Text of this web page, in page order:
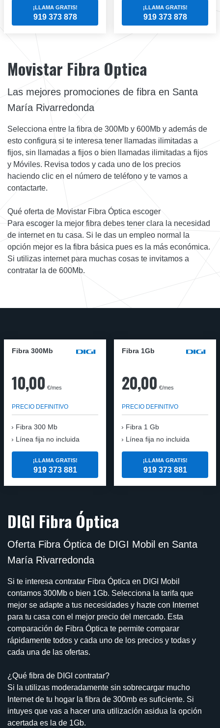
¡LLAMA GRATIS!
919 373 878
¡LLAMA GRATIS!
919 373 878
Movistar Fibra Optica
Las mejores promociones de fibra en Santa
María Rivarredonda
Selecciona entre la fibra de 300Mb y 600Mb y además de
esto configura si te interesa tener llamadas ilimitadas a
fijos, sin llamadas a fijos o bien llamadas ilimitadas a fijos
y Móviles. Revisa todos y cada uno de los precios
haciendo clic en el número de teléfono y te vamos a
contactarte.
Qué oferta de Movistar Fibra Óptica escoger
Para escoger la mejor fibra debes tener clara la necesidad
de internet en tu casa. Si le das un empleo normal la
opción mejor es la fibra básica pues es la más económica.
Si utilizas internet para muchas cosas te invitamos a
contratar la de 600Mb.
Fibra 300Mb
10,00 €/mes
PRECIO DEFINITIVO
Fibra 300 Mb
Línea fija no incluida
¡LLAMA GRATIS!
919 373 881
Fibra 1Gb
20,00 €/mes
PRECIO DEFINITIVO
Fibra 1 Gb
Línea fija no incluida
¡LLAMA GRATIS!
919 373 881
DIGI Fibra Óptica
Oferta Fibra Óptica de DIGI Mobil en Santa
María Rivarredonda
Si te interesa contratar Fibra Óptica en DIGI Mobil
contamos 300Mb o bien 1Gb. Selecciona la tarifa que
mejor se adapte a tus necesidades y hazte con Internet
para tu casa con el mejor precio del mercado. Esta
comparación de Fibra Óptica te permite comparar
rápidamente todos y cada uno de los precios y todas y
cada una de las ofertas.
¿Qué fibra de DIGI contratar?
Si la utilizas moderadamente sin sobrecargar mucho
Internet de tu hogar la fibra de 300mb es suficiente. Si
intuyes que vas a hacer una utilización asidua la opción
acertada es la de 1Gb.